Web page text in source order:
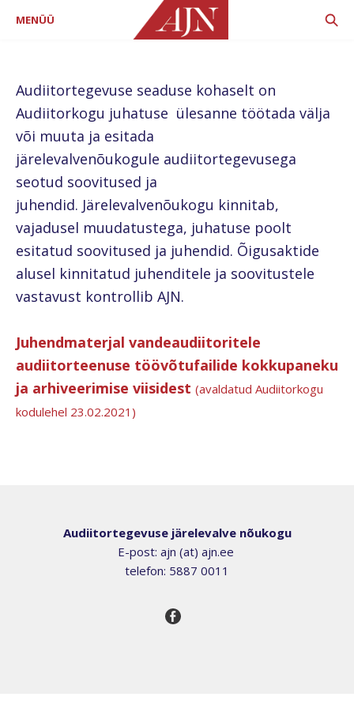
Audiitortegevuse seaduse kohaselt on
Audiitorkogu juhatuse ülesanne töötada välja
või muuta ja esitada
järelevalvenõukogule audiitortegevusega
seotud soovitused ja
juhendid. Järelevalvenõukogu kinnitab,
vajadusel muudatustega, juhatuse poolt
esitatud soovitused ja juhendid. Õigusaktide
alusel kinnitatud juhenditele ja soovitustele
vastavust kontrollib AJN.
Juhendmaterjal vandeaudiitoritele
audiitorteenuse töövõtufailide kokkupaneku
ja arhiveerimise viisidest (avaldatud Audiitorkogu
kodulehel 23.02.2021)
Audiitortegevuse järelevalve nõukogu
E-post: ajn (at) ajn.ee
telefon: 5887 0011
MENÜÜ